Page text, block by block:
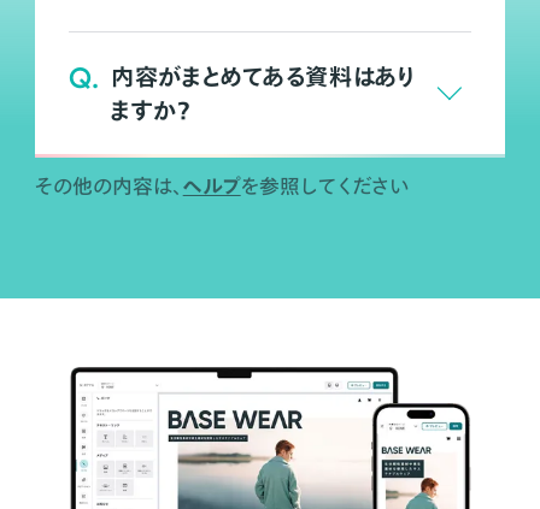
Q. 内容がまとめてある資料はあり
ますか？
その他の内容は、 ヘルプを参照してください